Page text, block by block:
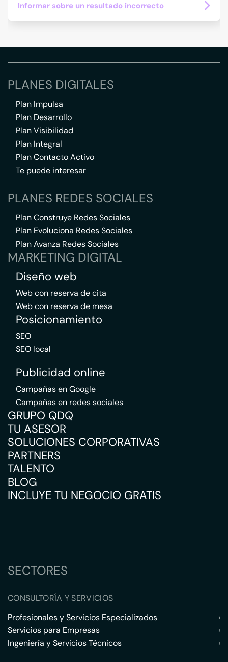
Informar sobre un resultado incorrecto
PLANES DIGITALES
Plan Impulsa
Plan Desarrollo
Plan Visibilidad
Plan Integral
Plan Contacto Activo
Te puede interesar
PLANES REDES SOCIALES
Plan Construye Redes Sociales
Plan Evoluciona Redes Sociales
Plan Avanza Redes Sociales
MARKETING DIGITAL
Diseño web
Web con reserva de cita
Web con reserva de mesa
Posicionamiento
SEO
SEO local
Publicidad online
Campañas en Google
Campañas en redes sociales
GRUPO QDQ
TU ASESOR
SOLUCIONES CORPORATIVAS
PARTNERS
TALENTO
BLOG
INCLUYE TU NEGOCIO GRATIS
SECTORES
CONSULTORÍA Y SERVICIOS
Profesionales y Servicios Especializados
›
Servicios para Empresas
›
Ingeniería y Servicios Técnicos
›